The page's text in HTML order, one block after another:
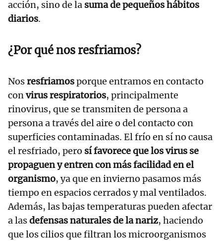
acción, sino de la suma de pequeños hábitos
diarios.
¿Por qué nos resfriamos?
Nosresfriamosporque entramos en contacto
convirus respiratorios, principalmente
rinovirus, que se transmiten de persona a
persona a través del aire o del contacto con
superficies contaminadas. El frío en sí no causa
el resfriado, pero sí favorece que los virus se
propaguen y entren con más facilidad en el
organismo, ya que en invierno pasamos más
tiempo en espacios cerrados y mal ventilados.
Además, las bajas temperaturas pueden afectar
a lasdefensas naturales de la nariz, haciendo
que los cilios que filtran los microorganismos